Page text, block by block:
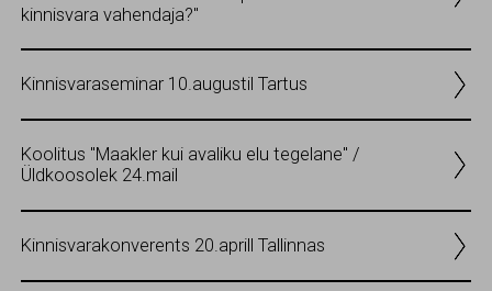
kinnisvara vahendaja?"
Kinnisvaraseminar 10.augustil Tartus
Koolitus "Maakler kui avaliku elu tegelane" /
Üldkoosolek 24.mail
Kinnisvarakonverents 20.aprill Tallinnas